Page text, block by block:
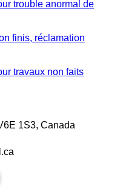
trouble anormal de
finis, réclamation
travaux non faits
1S3, Canada